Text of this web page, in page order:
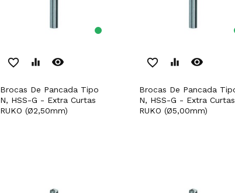
favorite_border equalizer remove_red_eye
Brocas De Pancada Tipo
N, HSS-G - Extra Curtas
RUKO (Ø2,50mm)
favorite_border equalizer remove_red_eye
Brocas De Pancada Tipo
N, HSS-G - Extra Curtas
RUKO (Ø5,00mm)